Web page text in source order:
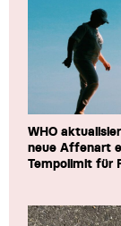
WHO
neue Affenart
Tempolimit für